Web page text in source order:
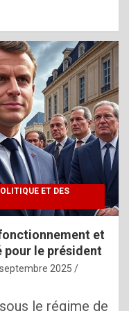
ET DES
et
pour le président
2025
le régime de